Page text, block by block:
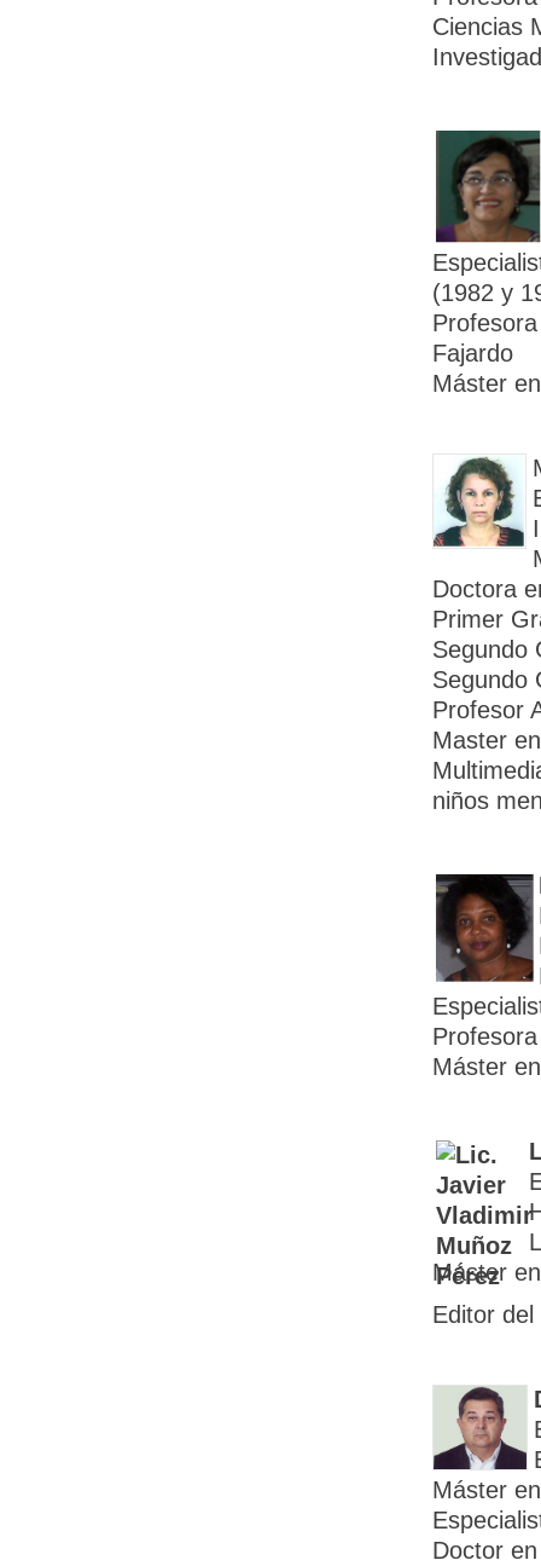
Ciencias
(1982 y
Fajardo
Máster
Doctora
Primer
Segundo
Segundo
Profesor
Master
niños
Máster
Máster
Editor
Máster
Doctor